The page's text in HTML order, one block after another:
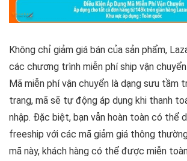
Không chỉ giảm giá bán của sản phẩm,
các chương trình miễn phí ship vận
Mã miễn phí vận chuyển là dạng sưu tầm
trang, mã sẽ tự động áp dụng khi thanh
nhập. Đặc biệt, bạn vẫn hoàn toàn có thể
freeship với các mã giảm giá thông
mã này, khách hàng có thể được miễn